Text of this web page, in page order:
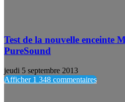
Test de la nouvelle enceinte
PureSound
jeudi 5 septembre 2013
Afficher 1 348 commentaires